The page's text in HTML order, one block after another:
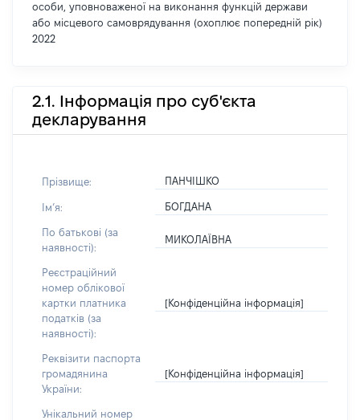
особи, уповноваженої на виконання функцій держави
або місцевого самоврядування (охоплює попередній рік)
2022
2.1. Інформація про суб'єкта
декларування
Прізвище: ПАНЧІШКО
Імʼя: БОГДАНА
По батькові (за
наявності):
МИКОЛАЇВНА
Реєстраційний
номер облікової
картки платника
податків (за
наявності):
[Конфіденційна інформація]
Реквізити паспорта
громадянина
України:
[Конфіденційна інформація]
Унікальний номер